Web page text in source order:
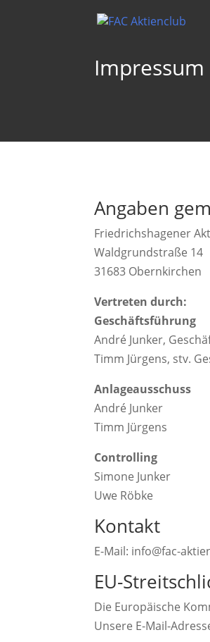
Impressum
Angaben
Friedrichshagener
Waldgrundstraße 14
31683 Obernkirchen
Vertreten durch:
Geschäftsführung
André Junker,
Timm Jürgens, stv.
Anlageausschuss
André Junker
Timm Jürgens
Controlling
Simone Junker
Uwe Röbke
Kontakt
E-Mail: info@fac-
EU-
Die Europäische
Unsere E-Mail-